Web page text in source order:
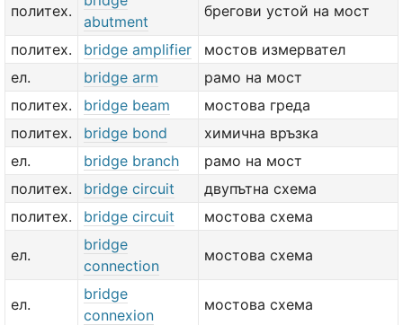
политех.
abutment
брегови устой на мост
политех. bridge amplifier
мостов измервател
ел.
bridge arm
рамо на мост
политех.
bridge beam
мостова греда
политех.
bridge bond
химична връзка
ел.
bridge branch
рамо на мост
политех.
bridge circuit
двупътна схема
политех.
bridge circuit мостова схема
ел.
bridge
connection
мостова схема
ел.
bridge
connexion
мостова схема